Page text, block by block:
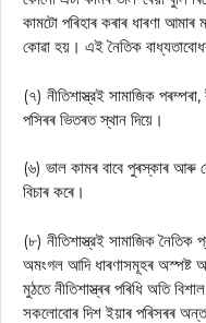
কামটো পৰিহাৰ কৰাৰ ধাৰণা
কোৱা হয়। এই নৈতিক
(৭) নীতিশাস্ত্রই সামাজিক
পসিৰৰ ভিতৰত স্থান দিয়ে।
(৬) ভাল কামৰ বাবে পুৰস্কাৰ আৰু
বিচাৰ কৰে।
(৮) নীতিশাস্ত্রই সামাজিক
অমংগল আদি ধাৰণাসমূহৰ অস্পষ্ট
মুঠতে নীতিশাস্ত্ৰৰ পৰিধি অতি
সকলোবোৰ দিশ ইয়াৰ পৰিসৰৰ